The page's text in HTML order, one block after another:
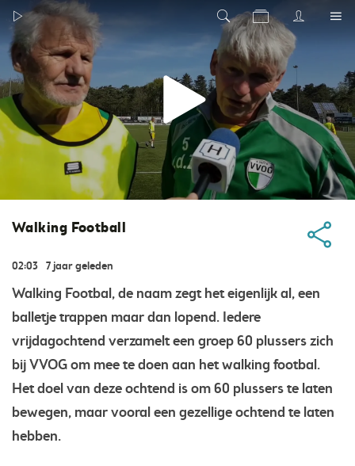
Walking Football
02:03 7 jaar geleden
Walking Footbal, de naam zegt het eigenlijk al, een
balletje trappen maar dan lopend. Iedere
vrijdagochtend verzamelt een groep 60 plussers zich
bij VVOG om mee te doen aan het walking footbal.
Het doel van deze ochtend is om 60 plussers te laten
bewegen, maar vooral een gezellige ochtend te laten
hebben.